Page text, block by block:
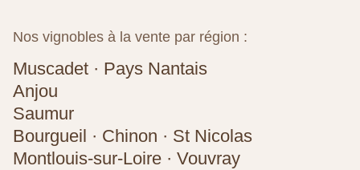
Nos vignobles à la vente par région :
Muscadet · Pays Nantais
Anjou
Saumur
Bourgueil · Chinon · St Nicolas
Montlouis-sur-Loire · Vouvray